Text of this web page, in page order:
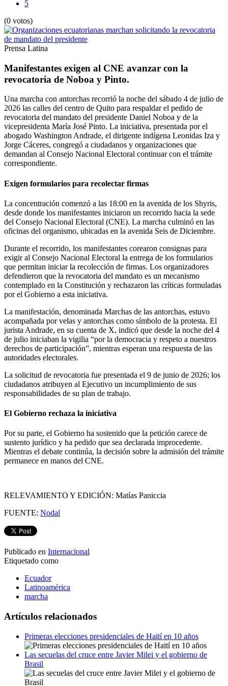
5
(0 votos)
Prensa Latina
Manifestantes exigen al CNE avanzar con la
revocatoria de Noboa y Pinto.
Una marcha con antorchas recorrió la noche del sábado 4 de julio de
2026 las calles del centro de Quito para respaldar el pedido de
revocatoria del mandato del presidente Daniel Noboa y de la
vicepresidenta María José Pinto. La iniciativa, presentada por el
abogado Washington Andrade, el dirigente indígena Leonidas Iza y
Jorge Cáceres, congregó a ciudadanos y organizaciones que
demandan al Consejo Nacional Electoral continuar con el trámite
correspondiente.
Exigen formularios para recolectar firmas
La concentración comenzó a las 18:00 en la avenida de los Shyris,
desde donde los manifestantes iniciaron un recorrido hacia la sede
del Consejo Nacional Electoral (CNE). La marcha culminó en las
oficinas del organismo, ubicadas en la avenida Seis de Diciembre.
Durante el recorrido, los manifestantes corearon consignas para
exigir al Consejo Nacional Electoral la entrega de los formularios
que permitan iniciar la recolección de firmas. Los organizadores
defendieron que la revocatoria del mandato es un mecanismo
contemplado en la Constitución y rechazaron las críticas formuladas
por el Gobierno a esta iniciativa.
La manifestación, denominada Marchas de las antorchas, estuvo
acompañada por velas y antorchas como símbolo de la protesta. El
jurista Andrade, en su cuenta de X, indicó que desde la noche del 4
de julio iniciaban la vigilia “por la democracia y respeto a nuestros
derechos de participación”, mientras esperan una respuesta de las
autoridades electorales.
La solicitud de revocatoria fue presentada el 9 de junio de 2026; los
ciudadanos atribuyen al Ejecutivo un incumplimiento de sus
responsabilidades de su plan de trabajo.
El Gobierno rechaza la iniciativa
Por su parte, el Gobierno ha sostenido que la petición carece de
sustento jurídico y ha pedido que sea declarada improcedente.
Mientras el debate continúa, la decisión sobre la admisión del trámite
permanece en manos del CNE.
RELEVAMIENTO Y EDICIÓN: Matías Paniccia
FUENTE: Nodal
Publicado en Internacional
Etiquetado como
Ecuador
Latinoamérica
marcha
Artículos relacionados
Primeras elecciones presidenciales de Haití en 10 años
Las secuelas del cruce entre Javier Milei y el gobierno de
Brasil